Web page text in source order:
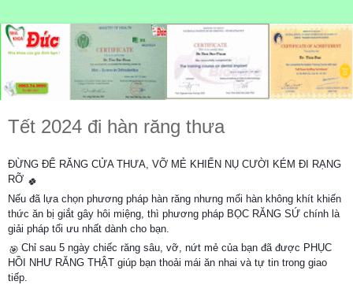
Tết 2024 đi hàn răng thưa
ĐỪNG ĐỂ RĂNG CỬA THƯA, VỠ MẺ KHIẾN NỤ CƯỜI KÉM ĐI RẠNG
RỠ 🍀
Nếu đã lựa chọn phương pháp hàn răng nhưng mối hàn không khít khiến
thức ăn bị giắt gây hôi miệng, thì phương pháp BỌC RĂNG SỨ chính là
giải pháp tối ưu nhất dành cho bạn.
🎯 Chỉ sau 5 ngày chiếc răng sâu, vỡ, nứt mẻ của bạn đã được PHỤC
HỒI NHƯ RĂNG THẬT giúp bạn thoải mái ăn nhai và tự tin trong giao
tiếp.